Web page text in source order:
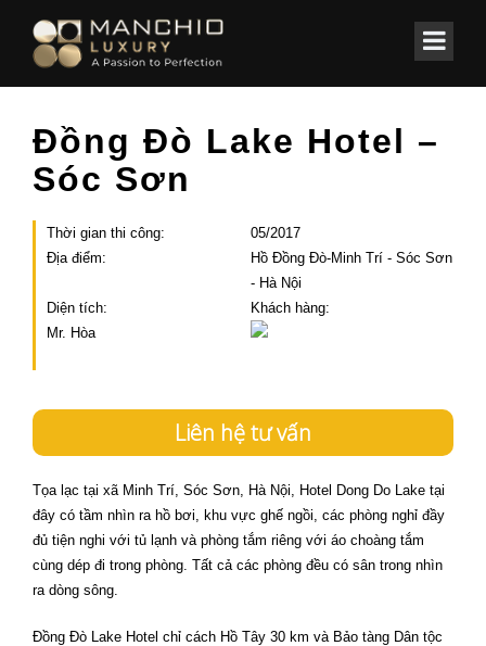
Home/Các công trình /KHÁCH SẠN
Đồng Đò Lake Hotel –
Sóc Sơn
Thời gian thi công:
05/2017
Địa điểm:
Hồ Đồng Đò-Minh Trí - Sóc Sơn
- Hà Nội
Diện tích:
Khách hàng:
Mr. Hòa
Liên hệ tư vấn
Tọa lạc tại xã Minh Trí, Sóc Sơn, Hà Nội, Hotel Dong Do Lake tại
đây có tầm nhìn ra hồ bơi, khu vực ghế ngồi, các phòng nghỉ đầy
đủ tiện nghi với tủ lạnh và phòng tắm riêng với áo choàng tắm
cùng dép đi trong phòng. Tất cả các phòng đều có sân trong nhìn
ra dòng sông.
Đồng Đò Lake Hotel chỉ cách Hồ Tây 30 km và Bảo tàng Dân tộc